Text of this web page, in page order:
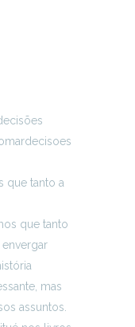
que tanto a